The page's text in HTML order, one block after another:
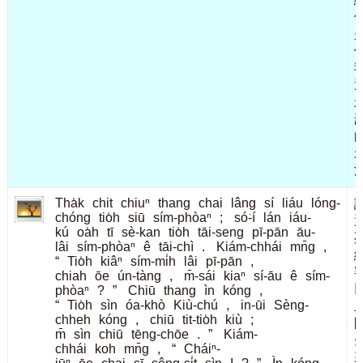
Tha̍k chit chiuⁿ thang chai lâng sí liáu
lóng-
chóng
tio̍h siū sím-phòaⁿ ; só͘-í lán
iáu-
kú
oa̍h tī sè-kan tio̍h tāi-seng pī-pān
āu-
lâi
sím-phòaⁿ ê tāi-chì . Kiám-chhái mn̄g
,
“ Tio̍h kiâⁿ sím-mi̍h lâi pī-pān
,
chiah
ōe ún-tàng , m̄-sái kiaⁿ sí-āu ê sím-
phòaⁿ
? ” Chiū thang ìn kóng
,
“ Tio̍h sìn óa-khò Kiù-chú , in-ūi
Sèng-
chheh
kóng , chiū tit-tio̍h kiù
;
m̄ sìn chiū tēng-chōe . ”
Kiám-
chhái
koh mn̄g , “ Cháiⁿ-